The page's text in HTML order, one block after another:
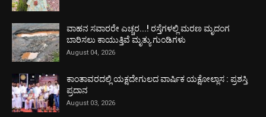
ವಾಹನ ಸವಾರರೇ ಎಚ್ಚರ...! ರಸ್ತೆಗಳಲ್ಲಿ ಮರಣ ಮೃದಂಗ
ಬಾರಿಸಲು ಕಾಯುತ್ತಿವೆ ಮೃತ್ಯು ಗುಂಡಿಗಳು
August 04, 2026
ಕಾಂತಾವರದಲ್ಲಿ ಯಕ್ಷದೇಗುಲದ ವಾರ್ಷಿಕ ಯಕ್ಷೋಲ್ಲಾಸ : ಪ್ರಶಸ್ತಿ
ಪ್ರದಾನ
August 03, 2026